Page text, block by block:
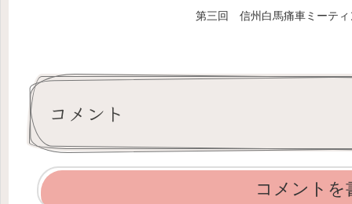
第三回 信州白馬痛車ミーティ
コメント
コメントを